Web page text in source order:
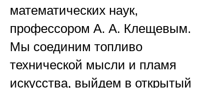
математических наук,
профессором А. А. Клещевым.
Мы соединим топливо
технической мысли и пламя
искусства, выйдем в открытый